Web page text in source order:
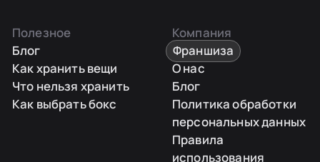
Полезное
Блог
Как хранить вещи
Что нельзя хранить
Как выбрать бокс
Компания
Франшиза
О нас
Блог
Политика обработки
персональных данных
Правила
использования